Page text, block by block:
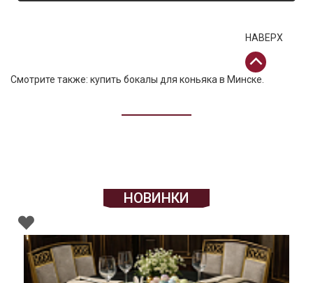
НАВЕРХ
Смотрите также: купить бокалы для коньяка в Минске
НОВИНКИ